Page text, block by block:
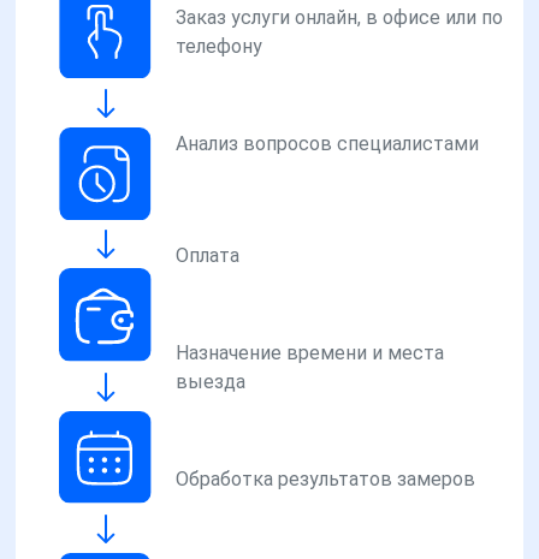
Заказ услуги онлайн, в офисе или по
телефону
Анализ вопросов специалистами
Оплата
Назначение времени и места
выезда
Обработка результатов замеров